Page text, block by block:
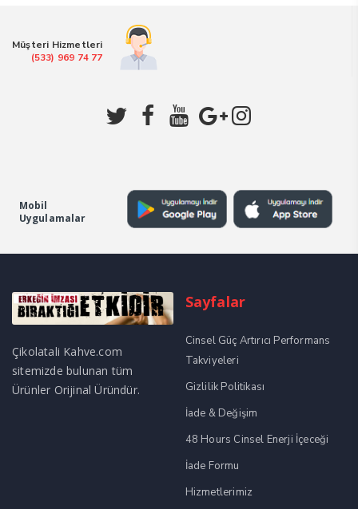
₺1.399,00.
Müşteri Hizmetleri
(533) 969 74 77
Mobil
Uygulamalar
Çikolatali Kahve.com
sitemizde bulunan tüm
Ürünler Orijinal Üründür.
Sayfalar
Cinsel Güç Artırıcı Performans
Takviyeleri
Gizlilik Politikası
İade & Değişim
48 Hours Cinsel Enerji İçeceği
İade Formu
Hizmetlerimiz